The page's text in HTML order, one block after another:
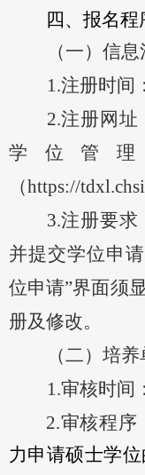
四、 报名程
（一）信
1.注册时间：
2.注册网址
学位管
（https://
3.注册要求
并提交学位申
位申请”界面须
册及修改。
（二）培
1.审核时间：
2.审核程序
力申请硕士学